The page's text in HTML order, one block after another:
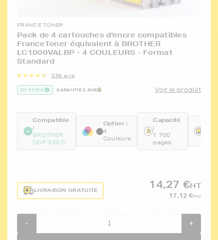
FRANCE TONER
Pack de 4 cartouches d'encre compatibles
FranceToner équivalent à BROTHER
LC1000VALBP - 4 COULEURS - Format
Standard
336 avis
EN STOCK GARANTIE 2 ANS Voir le produit
Compatible
:
BROTHER
DCP 330 C
Option :
4
Couleurs
Capacité
:
1 700
pages
LIVRAISON GRATUITE
14,27 €HT
17,12 €TTC
- +